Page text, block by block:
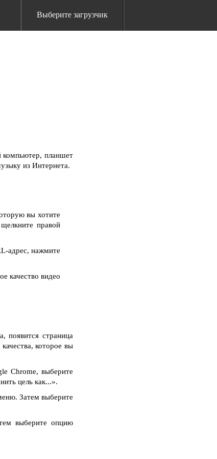
Выберите загрузчик
компьютер, планшет
из Интернета.
вы хотите
правой
адрес, нажмите
качество видео
появится страница
которое вы
Chrome, выберите
цель как...».
Затем выберите
выберите опцию